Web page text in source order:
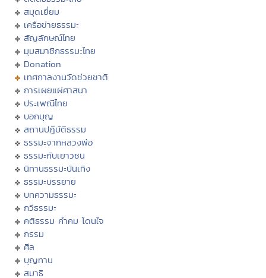
สมุดเยี่ยม
เครือข่ายธรรมะ
สัญลักษณ์ไทย
มุมสมาชิกธรรมะไทย
Donation
เทศกาลงานวัดช่วยชาติ
การเผยแผ่ศาสนา
ประเพณีไทย
บอกบุญ
สถานปฏิบัติธรรม
ธรรมะจากหลวงพ่อ
ธรรมะกับเยาวชน
นิทานธรรมะบันเทิง
ธรรมะบรรยาย
บทความธรรมะ
กวีธรรมะ
คติธรรม คำคม โดนใจ
กรรม
ศีล
บุญทาน
สมาธิ